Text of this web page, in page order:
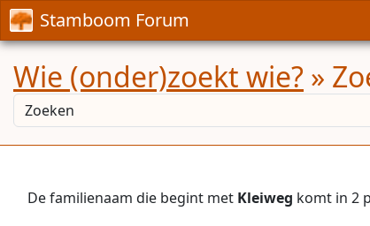
Stamboom Forum
Wie (onder)zoekt wie? »
De familienaam die begint met Kleiweg komt in 2